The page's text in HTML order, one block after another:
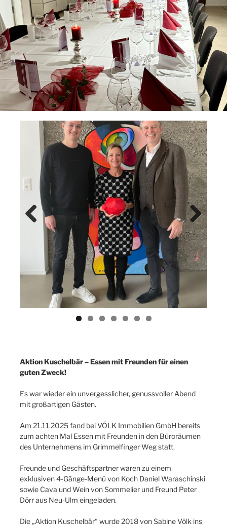
Next
Aktion Kuschelbär – Essen mit Freunden für einen
guten Zweck!
Es war wieder ein unvergesslicher, genussvoller Abend
mit großartigen Gästen.
Am 21.11.2025 fand bei VÖLK Immobilien GmbH bereits
zum achten Mal Essen mit Freunden in den Büroräumen
des Unternehmens im Grimmelfinger Weg statt.
Freunde und Geschäftspartner waren zu einem
exklusiven 4-Gänge-Menü von Koch Daniel Waraschinski
sowie Cava und Wein von Sommelier und Freund Peter
Dörr aus Neu-Ulm eingeladen.
Die „Aktion Kuschelbär“ wurde 2018 von Sabine Völk ins